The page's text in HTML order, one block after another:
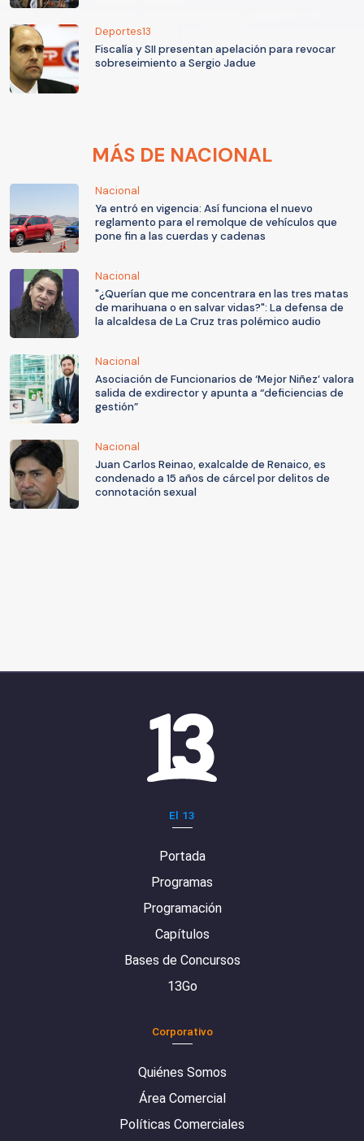
Deportes13
Fiscalía y SII presentan apelación para revocar
sobreseimiento a Sergio Jadue
MÁS DE NACIONAL
Nacional
Ya entró en vigencia: Así funciona el nuevo
reglamento para el remolque de vehículos que
pone fin a las cuerdas y cadenas
Nacional
"¿Querían que me concentrara en las tres matas
de marihuana o en salvar vidas?": La defensa de
la alcaldesa de La Cruz tras polémico audio
Nacional
Asociación de Funcionarios de ‘Mejor Niñez’ valora
salida de exdirector y apunta a “deficiencias de
gestión”
Nacional
Juan Carlos Reinao, exalcalde de Renaico, es
condenado a 15 años de cárcel por delitos de
connotación sexual
El 13
Portada
Programas
Programación
Capítulos
Bases de Concursos
13Go
Corporativo
Quiénes Somos
Área Comercial
Políticas Comerciales